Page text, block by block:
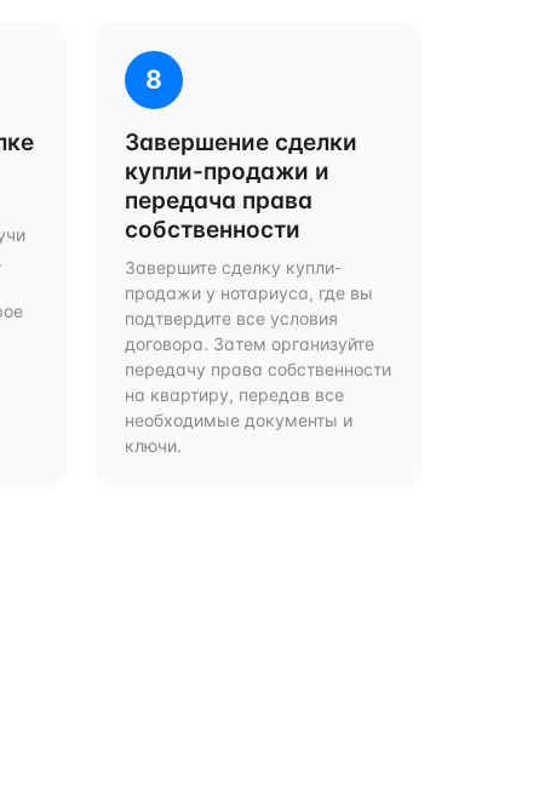
8
Завершение сделки
купли-продажи и
передача права
собственности
Завершите сделку купли-
продажи у нотариуса, где вы
подтвердите все условия
договора. Затем организуйте
передачу права собственности
на квартиру, передав все
необходимые документы и
ключи.